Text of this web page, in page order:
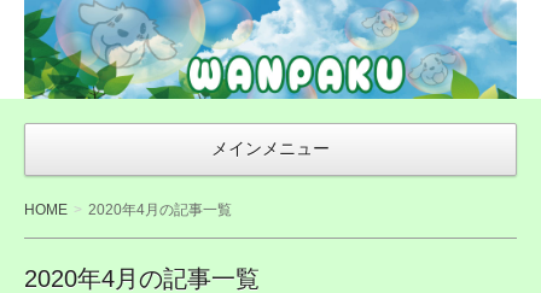
WAN友ブログ
（ご来店感謝ブ
ログ）〜札幌市
豊平区の犬トリ
ミング・無添加
おやつ店
WANPAKU（わ
んぱく）
メインメニュー
HOME 2020年4月の記事一覧
2020年4月の記事一覧